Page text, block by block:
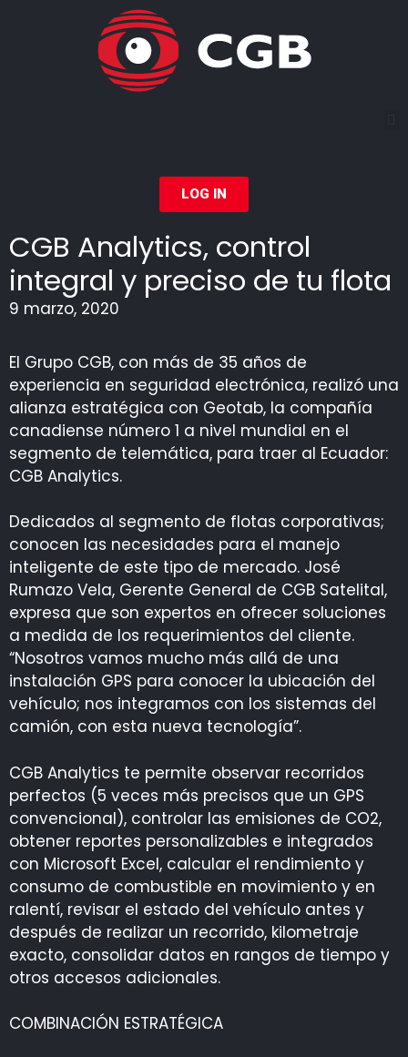
LOG IN
CGB Analytics, control
integral y preciso de tu flota
9 marzo, 2020
El Grupo CGB, con más de 35 años de
experiencia en seguridad electrónica, realizó una
alianza estratégica con Geotab, la compañía
canadiense número 1 a nivel mundial en el
segmento de telemática, para traer al Ecuador:
CGB Analytics.
Dedicados al segmento de flotas corporativas;
conocen las necesidades para el manejo
inteligente de este tipo de mercado. José
Rumazo Vela, Gerente General de CGB Satelital,
expresa que son expertos en ofrecer soluciones
a medida de los requerimientos del cliente.
“Nosotros vamos mucho más allá de una
instalación GPS para conocer la ubicación del
vehículo; nos integramos con los sistemas del
camión, con esta nueva tecnología”.
CGB Analytics te permite observar recorridos
perfectos (5 veces más precisos que un GPS
convencional), controlar las emisiones de CO2,
obtener reportes personalizables e integrados
con Microsoft Excel, calcular el rendimiento y
consumo de combustible en movimiento y en
ralentí, revisar el estado del vehículo antes y
después de realizar un recorrido, kilometraje
exacto, consolidar datos en rangos de tiempo y
otros accesos adicionales.
COMBINACIÓN ESTRATÉGICA